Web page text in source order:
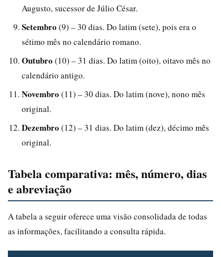
Augusto, sucessor de Júlio César.
Setembro (9) – 30 dias. Do latim (sete), pois era o
sétimo mês no calendário romano.
Outubro (10) – 31 dias. Do latim (oito), oitavo mês no
calendário antigo.
Novembro (11) – 30 dias. Do latim (nove), nono mês
original.
Dezembro (12) – 31 dias. Do latim (dez), décimo mês
original.
Tabela comparativa: mês, número, dias
e abreviação
A tabela a seguir oferece uma visão consolidada de todas
as informações, facilitando a consulta rápida.